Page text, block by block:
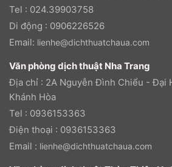
Tel : 024.39903758
Di động : 0906226526
Email: lienhe@dichthuatchaua.com
Văn phòng dịch thuật Nha Trang
Địa chỉ : 2A Nguyễn Đình Chiểu - Đại
Khánh Hòa
Tel : 0936153363
Điện thoại : 0936153363
Email : lienhe@dichthuatchaua.com